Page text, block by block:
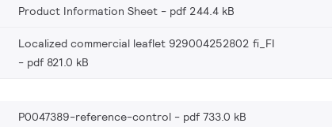
Product Information Sheet pdf 244.4 kB
Localized commercial leaflet 929004252802 fi_FI
pdf 821.0 kB
P0047389-reference-control pdf 733.0 kB